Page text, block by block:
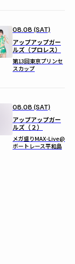
08.08 (SAT)
アップアップガー
ルズ（プロレス）
第13回東京プリンセ
スカップ
08.08 (SAT)
アップアップガー
ルズ（２）
メガ盛りMAX-Live@
ボートレース平和島